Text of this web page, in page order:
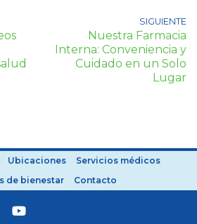
SIGUIENTE
Nuestra Farmacia
Interna: Conveniencia y
Cuidado en un Solo
Lugar
Ubicaciones
Servicios médicos
de bienestar
Contacto